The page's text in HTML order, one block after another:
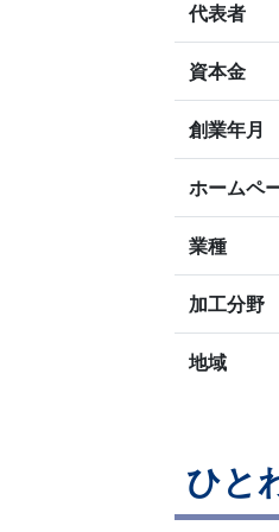
代表者
資本金
創業年月
ホームペ
業種
加工分野
地域
ひと